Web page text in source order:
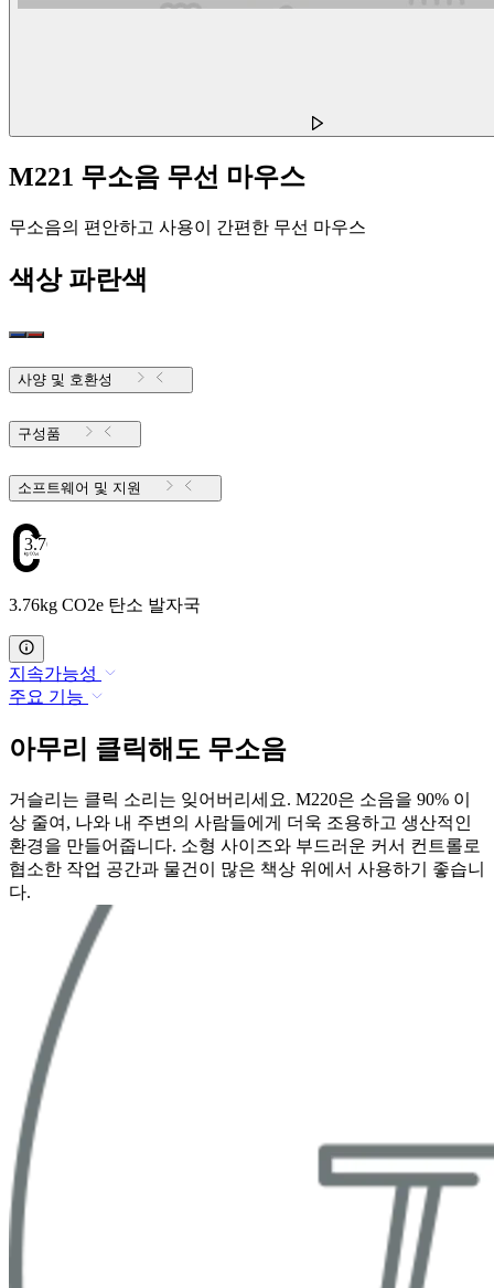
M221 무소음 무선 마우스
무소음의 편안하고 사용이 간편한 무선 마우스
색상 파란색
사양 및 호환성
구성품
소프트웨어 및 지원
3.76
3.76kg CO2e 탄소 발자국
지속가능성
주요 기능
아무리 클릭해도 무소음
거슬리는 클릭 소리는 잊어버리세요. M220은 소음을 90% 이
상 줄여, 나와 내 주변의 사람들에게 더욱 조용하고 생산적인
환경을 만들어줍니다. 소형 사이즈와 부드러운 커서 컨트롤로
협소한 작업 공간과 물건이 많은 책상 위에서 사용하기 좋습니
다.